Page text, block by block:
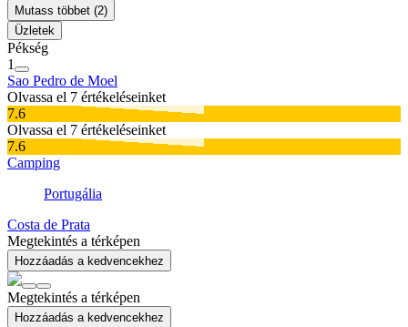
Mutass többet (2)
Üzletek
Pékség
1
Sao Pedro de Moel
Olvassa el 7 értékeléseinket
7.6
Olvassa el 7 értékeléseinket
7.6
Camping
Portugália
Costa de Prata
Megtekintés a térképen
Hozzáadás a kedvencekhez
Megtekintés a térképen
Hozzáadás a kedvencekhez